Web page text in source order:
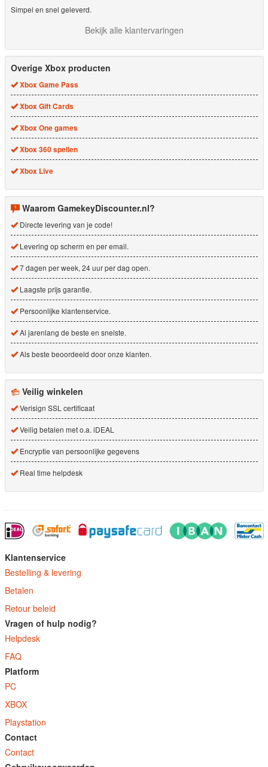
Simpel en snel geleverd.
Bekijk alle klantervaringen
Overige Xbox producten
Xbox Game Pass
Xbox Gift Cards
Xbox One games
Xbox 360 spellen
Xbox Live
Waarom GamekeyDiscounter.nl?
Directe levering van je code!
Levering op scherm en per email.
7 dagen per week, 24 uur per dag open.
Laagste prijs garantie.
Persoonlijke klantenservice.
Al jarenlang de beste en snelste.
Als beste beoordeeld door onze klanten.
Veilig winkelen
Verisign SSL certificaat
Veilig betalen met o.a. iDEAL
Encryptie van persoonlijke gegevens
Real time helpdesk
Klantenservice
Bestelling & levering
Betalen
Retour beleid
Vragen of hulp nodig?
Helpdesk
FAQ
Platform
PC
XBOX
Playstation
Contact
Contact